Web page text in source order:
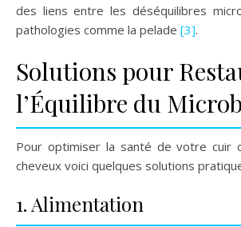
des liens entre les déséquilibres
pathologies comme la pelade [3].
Solutions pour
l’Équilibre du
Pour optimiser la santé de votre cuir
cheveux voici quelques solutions
1. Alimentation